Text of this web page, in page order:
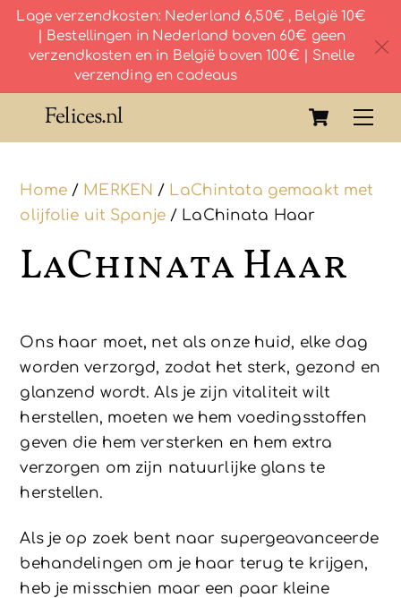
Lage verzendkosten: Nederland 6,50€ , België 10€
| Bestellingen in Nederland boven 60€ geen
verzendkosten en in België boven 100€ | Snelle
verzending en cadeaus
c
Cart
Felices.nl
Home/ MERKEN / LaChintata gemaakt met
olijfolie uit Spanje/ LaChinata Haar
LaChinata Haar
Ons haar moet, net als onze huid, elke dag
worden verzorgd, zodat het sterk, gezond en
glanzend wordt. Als je zijn vitaliteit wilt
herstellen, moeten we hem voedingsstoffen
geven die hem versterken en hem extra
verzorgen om zijn natuurlijke glans te
herstellen.
Als je op zoek bent naar supergeavanceerde
behandelingen om je haar terug te krijgen,
heb je misschien maar een paar kleine